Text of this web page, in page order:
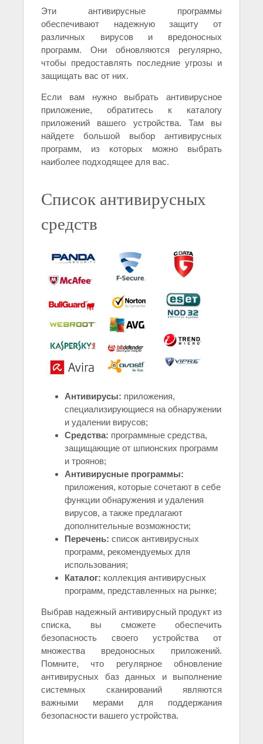
Эти антивирусные программы
обеспечивают надежную защиту от
различных вирусов и вредоносных
программ. Они обновляются регулярно,
чтобы предоставлять последние угрозы и
защищать вас от них.
Если вам нужно выбрать антивирусное
приложение, обратитесь к каталогу
приложений вашего устройства. Там вы
найдете большой выбор антивирусных
программ, из которых можно выбрать
наиболее подходящее для вас.
Список антивирусных
средств
Антивирусы: приложения,
специализирующиеся на обнаружении
и удалении вирусов;
Средства: программные средства,
защищающие от шпионских программ
и троянов;
Антивирусные программы:
приложения, которые сочетают в себе
функции обнаружения и удаления
вирусов, а также предлагают
дополнительные возможности;
Перечень: список антивирусных
программ, рекомендуемых для
использования;
Каталог: коллекция антивирусных
программ, представленных на рынке;
Выбрав надежный антивирусный продукт из
списка, вы сможете обеспечить
безопасность своего устройства от
множества вредоносных приложений.
Помните, что регулярное обновление
антивирусных баз данных и выполнение
системных сканирований являются
важными мерами для поддержания
безопасности вашего устройства.